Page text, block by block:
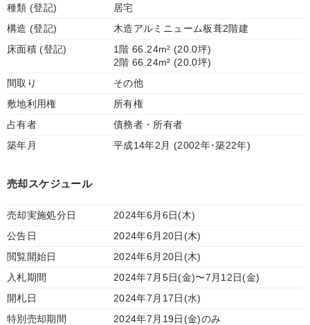
種類 (登記)
居宅
構造 (登記)
木造アルミニューム板葺2階建
床面積 (登記)
1階 66.24m² (20.0坪)
2階 66.24m² (20.0坪)
間取り
その他
敷地利用権
所有権
占有者
債務者・所有者
築年月
平成14年2月 (2002年･築22年)
売却スケジュール
売却実施処分日
2024年6月6日(木)
公告日
2024年6月20日(木)
閲覧開始日
2024年6月20日(木)
入札期間
2024年7月5日(金)〜7月12日(金)
開札日
2024年7月17日(水)
特別売却期間
2024年7月19日(金)のみ